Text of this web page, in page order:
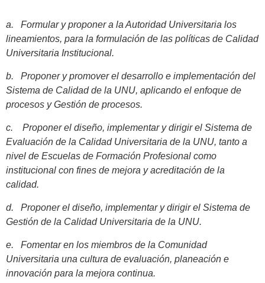
a. Formular y proponer a la Autoridad Universitaria los
lineamientos, para la formulación de las políticas de Calidad
Universitaria Institucional.
b. Proponer y promover el desarrollo e implementación del
Sistema de Calidad de la UNU, aplicando el enfoque de
procesos y Gestión de procesos.
c. Proponer el diseño, implementar y dirigir el Sistema de
Evaluación de la Calidad Universitaria de la UNU, tanto a
nivel de Escuelas de Formación Profesional como
institucional con fines de mejora y acreditación de la
calidad.
d. Proponer el diseño, implementar y dirigir el Sistema de
Gestión de la Calidad Universitaria de la UNU.
e. Fomentar en los miembros de la Comunidad
Universitaria una cultura de evaluación, planeación e
innovación para la mejora continua.